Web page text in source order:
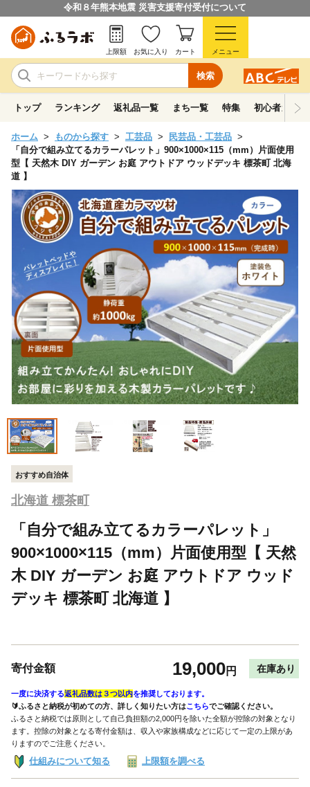
令和８年熊本地震 災害支援寄付受付について
検索
上限額 お気に入り カート メニュー
トップ ランキング 返礼品一覧 まち一覧 特集 初心者ガイド
ホーム ものから探す 工芸品
民芸品・工芸品
「自分で組み立てるカラーパレット」900×1000×115（mm）片面使用
型【 天然木 DIY ガーデン お庭 アウトドア ウッドデッキ 標茶町 北海
道 】
おすすめ自治体
北海道 標茶町
「自分で組み立てるカラーパレット」
900×1000×115（mm）片面使用型【 天然
木 DIY ガーデン お庭 アウトドア ウッド
デッキ 標茶町 北海道 】
寄付金額 19,000円 在庫あり
一度に決済する返礼品数は３つ以内を推奨しております。
🔰ふるさと納税が初めての方、詳しく知りたい方はこちらでご確認ください。
ふるさと納税では原則として自己負担額の2,000円を除いた全額が控除の対象となり
ます。控除の対象となる寄付金額は、収入や家族構成などに応じて一定の上限があ
りますのでご注意ください。
仕組みについて知る 上限額を調べる